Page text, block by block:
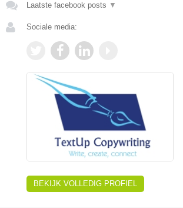
Laatste facebook posts ▼
Sociale media:
BEKIJK VOLLEDIG PROFIEL